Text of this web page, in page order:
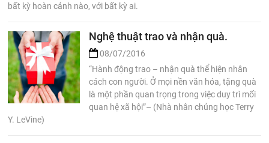
bất kỳ hoàn cảnh nào, với bất kỳ ai.
Nghệ thuật trao và nhận quà.
08/07/2016
“Hành động trao – nhận quà thể hiện nhân
cách con người. Ở mọi nền văn hóa, tặng quà
là một phần quan trọng trong việc duy trì mối
quan hệ xã hội”– (Nhà nhân chủng học Terry
Y. LeVine)